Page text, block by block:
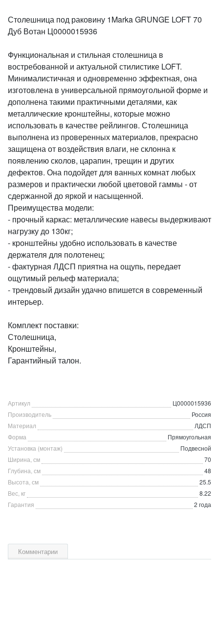
Столешница под раковину 1Marka GRUNGE LOFT 70
Дуб Вотан Ц0000015936
Функциональная и стильная столешница в
востребованной и актуальной стилистике LOFT.
Минималистичная и одновременно эффектная, она
изготовлена в универсальной прямоугольной форме и
дополнена такими практичными деталями, как
металлические кронштейны, которые можно
использовать в качестве рейлингов. Столешница
выполнена из проверенных материалов, прекрасно
защищена от воздействия влаги, не склонна к
появлению сколов, царапин, трещин и других
дефектов. Она подойдет для ванных комнат любых
размеров и практически любой цветовой гаммы - от
сдержанной до яркой и насыщенной.
Преимущества модели:
- прочный каркас: металлические навесы выдерживают
нагрузку до 130кг;
- кронштейны удобно использовать в качестве
держателя для полотенец;
- фактурная ЛДСП приятна на ощупь, передает
ощутимый рельеф материала;
- трендовый дизайн удачно впишется в современный
интерьер.
Комплект поставки:
Столешница,
Кронштейны,
Гарантийный талон.
Артикул
Ц0000015936
Производитель
Россия
Материал
ЛДСП
Форма
Прямоугольная
Установка (монтаж)
Подвесной
Ширина, см
70
Глубина, см
48
Высота, см
25.5
Вес, кг
8.22
Гарантия
2 года
Комментарии